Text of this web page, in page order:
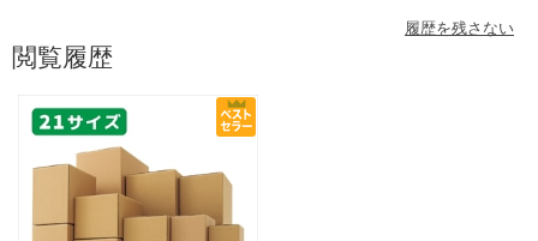
履歴を残さない
閲覧履歴